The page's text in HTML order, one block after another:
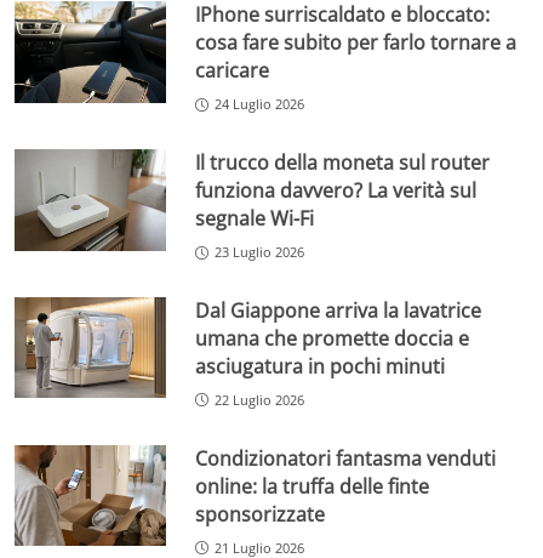
IPhone surriscaldato e bloccato:
cosa fare subito per farlo tornare a
caricare
24 Luglio 2026
Il trucco della moneta sul router
funziona davvero? La verità sul
segnale Wi-Fi
23 Luglio 2026
Dal Giappone arriva la lavatrice
umana che promette doccia e
asciugatura in pochi minuti
22 Luglio 2026
Condizionatori fantasma venduti
online: la truffa delle finte
sponsorizzate
21 Luglio 2026